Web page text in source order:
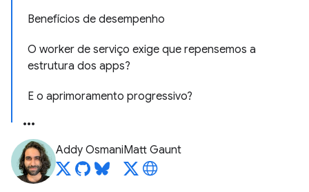
Benefícios de desempenho
O worker de serviço exige que repensemos a
estrutura dos apps?
E o aprimoramento progressivo?
Addy OsmaniMatt Gaunt